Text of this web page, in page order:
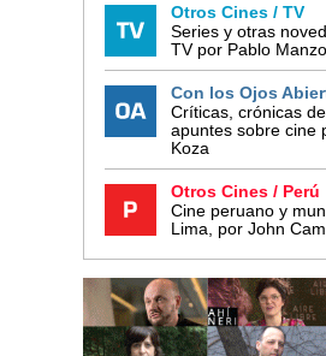
Otros Cines / TV
Series y otras
TV por Pablo
Con los Ojos
Críticas, crónicas
apuntes sobre cine
Koza
Otros Cines / Perú
Cine peruano y
Lima, por John